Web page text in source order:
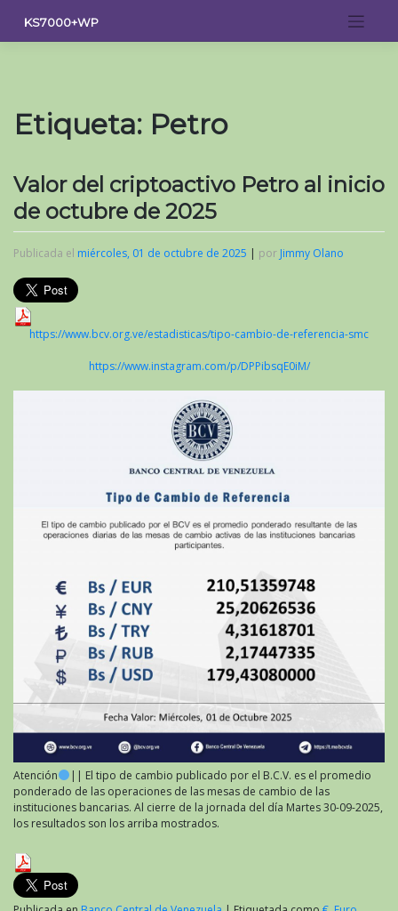
contenido
KS7000+WP
Etiqueta: Petro
Valor del criptoactivo Petro al inicio
de octubre de 2025
Publicada el miércoles, 01 de octubre de 2025 | por Jimmy Olano
https://www.bcv.org.ve/estadisticas/tipo-cambio-de-referencia-smc
https://www.instagram.com/p/DPPibsqE0iM/
Atención
|| El tipo de cambio publicado por el B.C.V. es el promedio
ponderado de las operaciones de las mesas de cambio de las
instituciones bancarias. Al cierre de la jornada del día Martes 30-09-2025,
los resultados son los arriba mostrados.